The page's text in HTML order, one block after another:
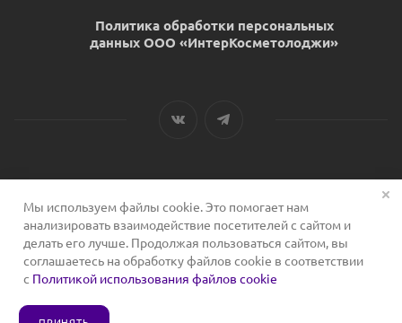
Политика обработки персональных
данных ООО «ИнтерКосметолоджи»
2026 © Сервис для косметологов
Мы используем файлы cookie. Это помогает нам
анализировать взаимодействие посетителей с сайтом и
делать его лучше. Продолжая пользоваться сайтом, вы
соглашаетесь на обработку файлов cookie в соответствии
с Политикой использования файлов cookie